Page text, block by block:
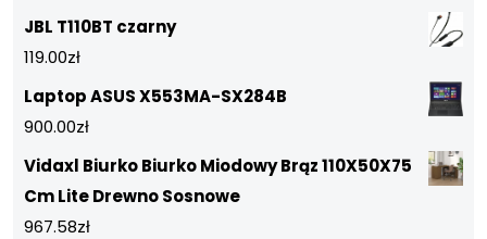
JBL T110BT czarny
119.00zł
Laptop ASUS X553MA-SX284B
900.00zł
Vidaxl Biurko Biurko Miodowy Brąz 110X50X75
Cm Lite Drewno Sosnowe
967.58zł